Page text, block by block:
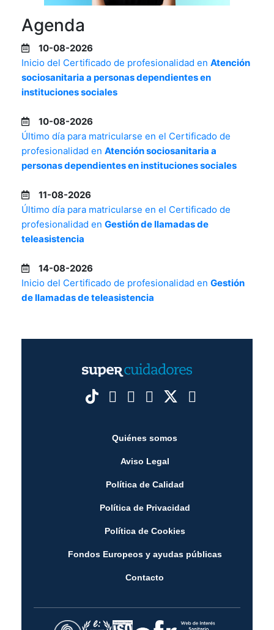
Agenda
10-08-2026
Inicio del Certificado de profesionalidad en Atención
sociosanitaria a personas dependientes en
instituciones sociales
10-08-2026
Último día para matricularse en el Certificado de
profesionalidad en Atención sociosanitaria a
personas dependientes en instituciones sociales
11-08-2026
Último día para matricularse en el Certificado de
profesionalidad en Gestión de llamadas de
teleasistencia
14-08-2026
Inicio del Certificado de profesionalidad en Gestión
de llamadas de teleasistencia
Quiénes somos
Aviso Legal
Política de Calidad
Política de Privacidad
Política de Cookies
Fondos Europeos y ayudas públicas
Contacto